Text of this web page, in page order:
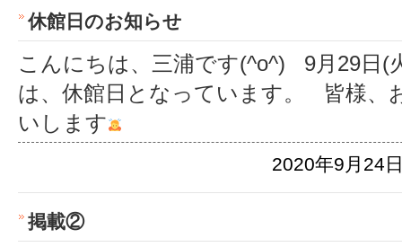
休館日のお知らせ
こんにちは、三浦です(^o^) 9月29日(
は、休館日となっています。 皆様、
いします
2020年9月24
掲載②